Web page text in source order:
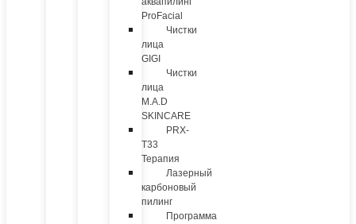
ProFacial
Чистки
лица
GIGI
Чистки
лица
M.A.D
SKINCARE
PRX-
T33
Терапия
Лазерный
карбоновый
пилинг
Программа